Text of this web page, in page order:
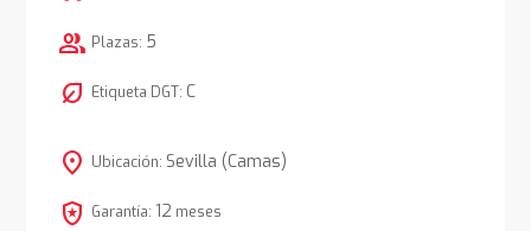
group Plazas: 5
nest_eco_leaf Etiqueta DGT: C
location_on Ubicación: Sevilla (Camas)
local_police Garantía: 12 meses